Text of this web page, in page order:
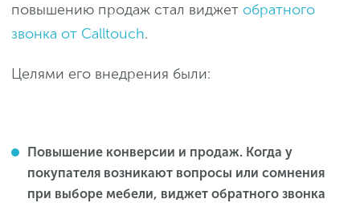
повышению продаж стал виджет обратного
звонка от Calltouch.
Целями его внедрения были:
Повышение конверсии и продаж. Когда у
покупателя возникают вопросы или сомнения
при выборе мебели, виджет обратного звонка